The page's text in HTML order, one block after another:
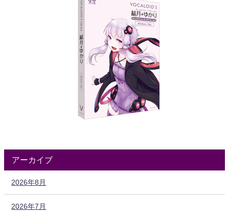
アーカイブ
2026年8月
2026年7月